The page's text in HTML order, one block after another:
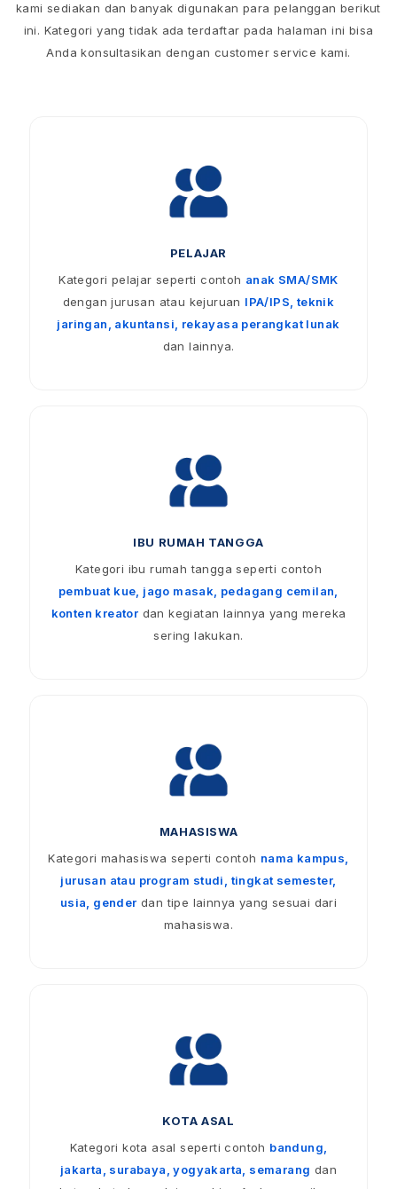
kami sediakan dan banyak digunakan para pelanggan berikut
ini. Kategori yang tidak ada terdaftar pada halaman ini bisa
Anda konsultasikan dengan customer service kami.
PELAJAR
Kategori pelajar seperti contoh anak SMA/SMK
dengan jurusan atau kejuruan IPA/IPS, teknik
jaringan, akuntansi, rekayasa perangkat lunak
dan lainnya.
IBU RUMAH TANGGA
Kategori ibu rumah tangga seperti contoh
pembuat kue, jago masak, pedagang cemilan,
konten kreator dan kegiatan lainnya yang mereka
sering lakukan.
MAHASISWA
Kategori mahasiswa seperti contoh nama kampus,
jurusan atau program studi, tingkat semester,
usia, gender dan tipe lainnya yang sesuai dari
mahasiswa.
KOTA ASAL
Kategori kota asal seperti contoh bandung,
jakarta, surabaya, yogyakarta, semarang dan